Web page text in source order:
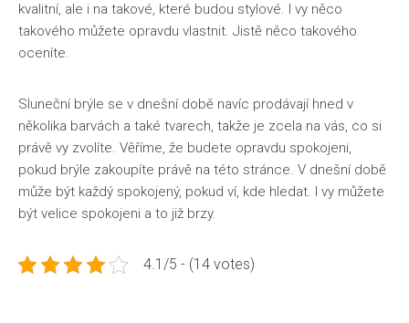
kvalitní, ale i na takové, které budou stylové. I vy něco
takového můžete opravdu vlastnit. Jistě něco takového
oceníte.
Sluneční brýle se v dnešní době navíc prodávají hned v
několika barvách a také tvarech, takže je zcela na vás, co si
právě vy zvolíte. Věříme, že budete opravdu spokojeni,
pokud brýle zakoupíte právě na této stránce. V dnešní době
může být každý spokojený, pokud ví, kde hledat. I vy můžete
být velice spokojeni a to již brzy.
4.1/5 - (14 votes)